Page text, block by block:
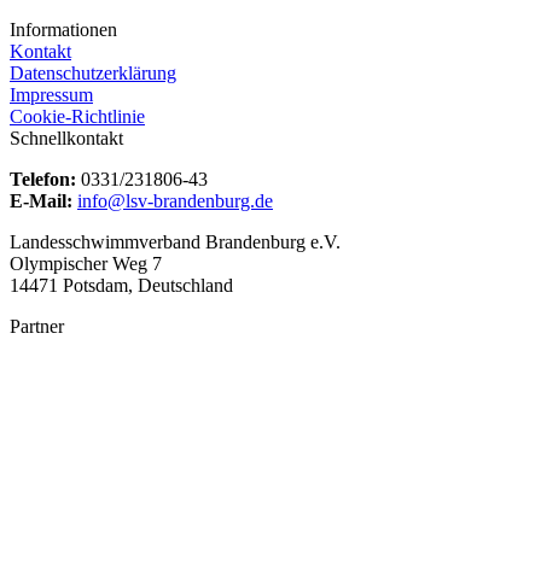
Informationen
Kontakt
Datenschutzerklärung
Impressum
Cookie-Richtlinie
Schnellkontakt
Telefon: 0331/231806-43
E-Mail: info@lsv-brandenburg.de
Landesschwimmverband Brandenburg e.V.
Olympischer Weg 7
14471 Potsdam, Deutschland
Partner